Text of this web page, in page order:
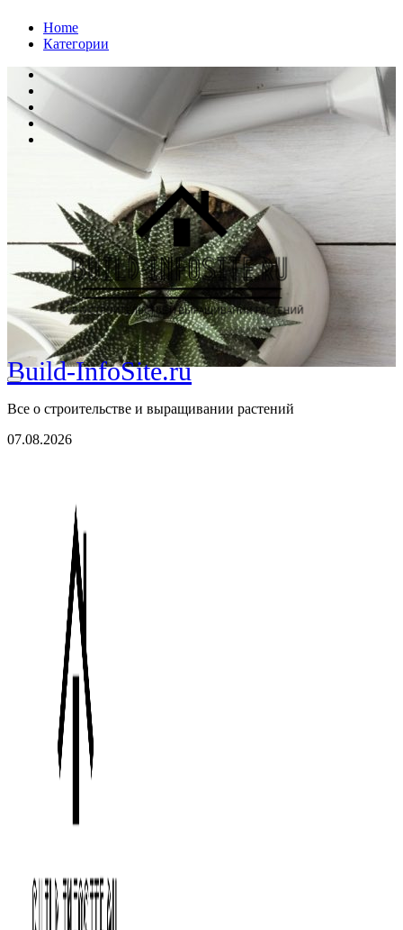
ПерейтиHome
Категории
Build-InfoSite.ru
Все о строительстве и выращивании растений
07.08.2026